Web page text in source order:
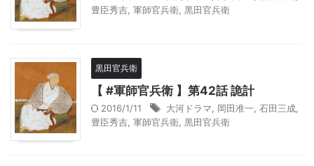
豊臣秀吉 軍師官兵衛 黒田官兵衛
黒田官兵衛
【 #軍師官兵衛 】第42話 詭計
2016/1/11 大河ドラマ 岡田准一 石田三成
豊臣秀吉 軍師官兵衛 黒田官兵衛